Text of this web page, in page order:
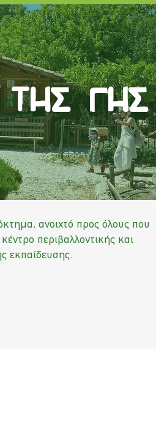
τησ γησ
ανοιχτό προς όλους που
περιβαλλοντικής και
εκπαίδευσης.